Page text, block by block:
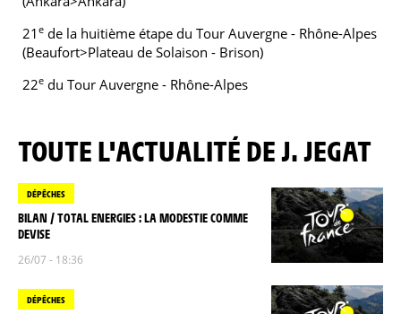
21 e de la huitième étape du Tour Auvergne - Rhône-Alpes
(Beaufort>Plateau de Solaison - Brison)
22e du Tour Auvergne - Rhône-Alpes
TOUTE L'ACTUALITÉ DE J. JEGAT
DÉPÊCHES
BILAN / TOTAL ENERGIES : LA MODESTIE COMME
DEVISE
26/07 - 18:36
DÉPÊCHES